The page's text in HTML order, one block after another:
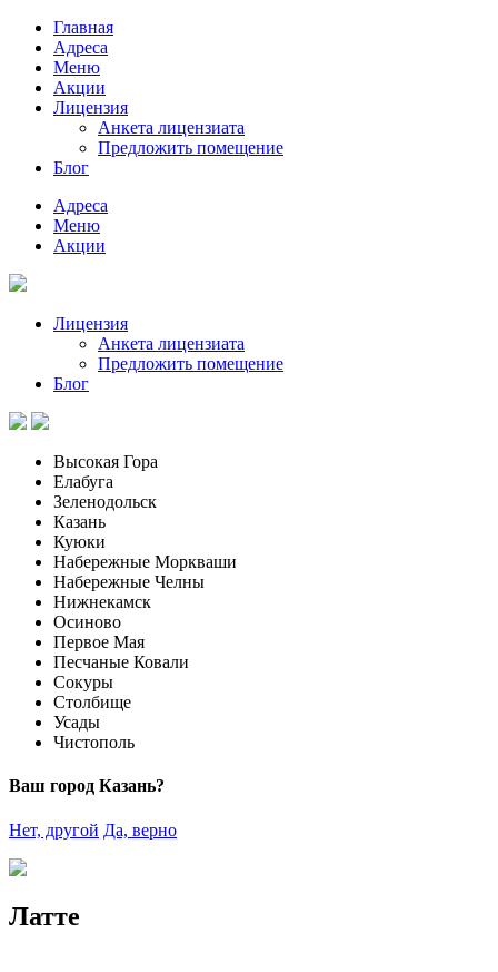
Главная
Адреса
Меню
Акции
Лицензия
Анкета лицензиата
Предложить помещение
Блог
Адреса
Меню
Акции
Лицензия
Анкета лицензиата
Предложить помещение
Блог
Высокая Гора
Елабуга
Зеленодольск
Казань
Куюки
Набережные Моркваши
Набережные Челны
Нижнекамск
Осиново
Первое Мая
Песчаные Ковали
Сокуры
Столбище
Усады
Чистополь
Ваш город Казань?
Нет, другой Да, верно
Латте